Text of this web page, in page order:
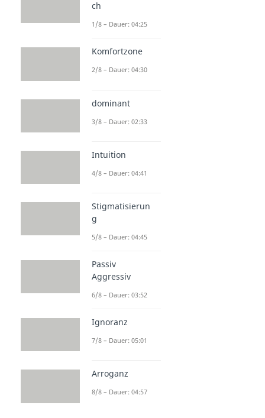
ch
1/8 – Dauer: 04:25
Komfortzone
2/8 – Dauer: 04:30
dominant
3/8 – Dauer: 02:33
Intuition
4/8 – Dauer: 04:41
Stigmatisierun
g
5/8 – Dauer: 04:45
Passiv
Aggressiv
6/8 – Dauer: 03:52
Ignoranz
7/8 – Dauer: 05:01
Arroganz
8/8 – Dauer: 04:57